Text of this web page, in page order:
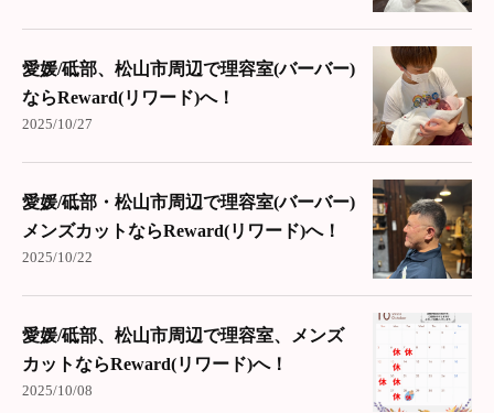
愛媛/砥部、松山市周辺で理容室(バーバー)
ならReward(リワード)へ！
2025/10/27
愛媛/砥部・松山市周辺で理容室(バーバー)
メンズカットならReward(リワード)へ！
2025/10/22
愛媛/砥部、松山市周辺で理容室、メンズ
カットならReward(リワード)へ！
2025/10/08